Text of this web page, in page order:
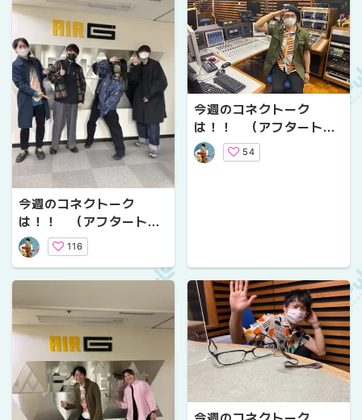
今週のコネクトーク
は！！ （アフタートー
クVol.１２）
116
今週のコネクトーク
は！！ （アフタートー
クVol.８）
54